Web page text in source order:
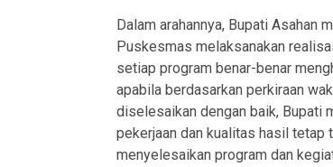
Dalam arahannya, Bupati Asahan
Puskesmas melaksanakan
setiap program benar-benar
apabila berdasarkan perkiraan
diselesaikan dengan baik, Bupati
pekerjaan dan kualitas hasil tetap
menyelesaikan program dan